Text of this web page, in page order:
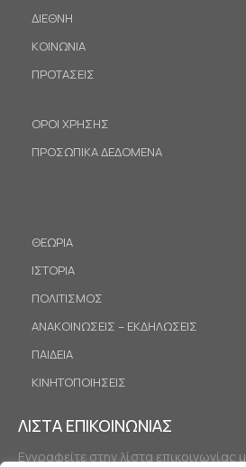
ΔΙΕΘΝΗ
ΚΟΙΝΩΝΙΑ
ΠΡΟΤΑΣΕΙΣ
ΟΡΟΙ ΧΡΗΣΗΣ
ΠΡΟΣΩΠΙΚΑ ΔΕΔΟΜΕΝΑ
ΘΕΩΡΙΑ
ΙΣΤΟΡΙΑ
ΠΟΛΙΤΙΣΜΟΣ
ΑΝΑΚΟΙΝΩΣΕΙΣ – ΕΚΔΗΛΩΣΕΙΣ
ΠΑΙΔΕΙΑ
ΚΙΝΗΤΟΠΟΙΗΣΕΙΣ
ΛΙΣΤΑ ΕΠΙΚΟΙΝΩΝΙΑΣ
Εγγραφείτε στην λίστα επικοινωνίας